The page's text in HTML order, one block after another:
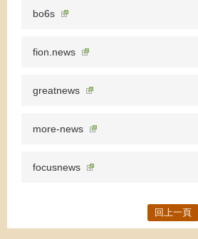
bo6s
fion.news
greatnews
more-news
focusnews
回上一頁